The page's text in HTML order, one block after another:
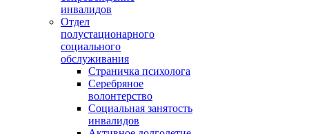
инвалидов
Отдел
полустационарного
социального
обслуживания
Страничка психолога
Серебряное
волонтерство
Социальная занятость
инвалидов